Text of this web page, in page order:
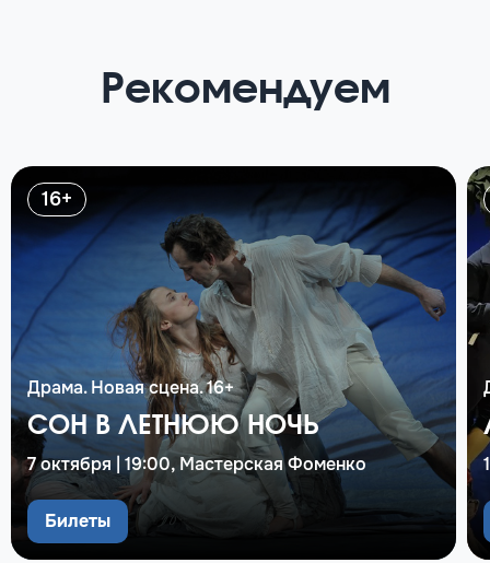
Рекомендуем
16+
Драма. Новая сцена. 16+
СОН В ЛЕТНЮЮ НОЧЬ
7 октября | 19:00, Мастерская Фоменко
Билеты